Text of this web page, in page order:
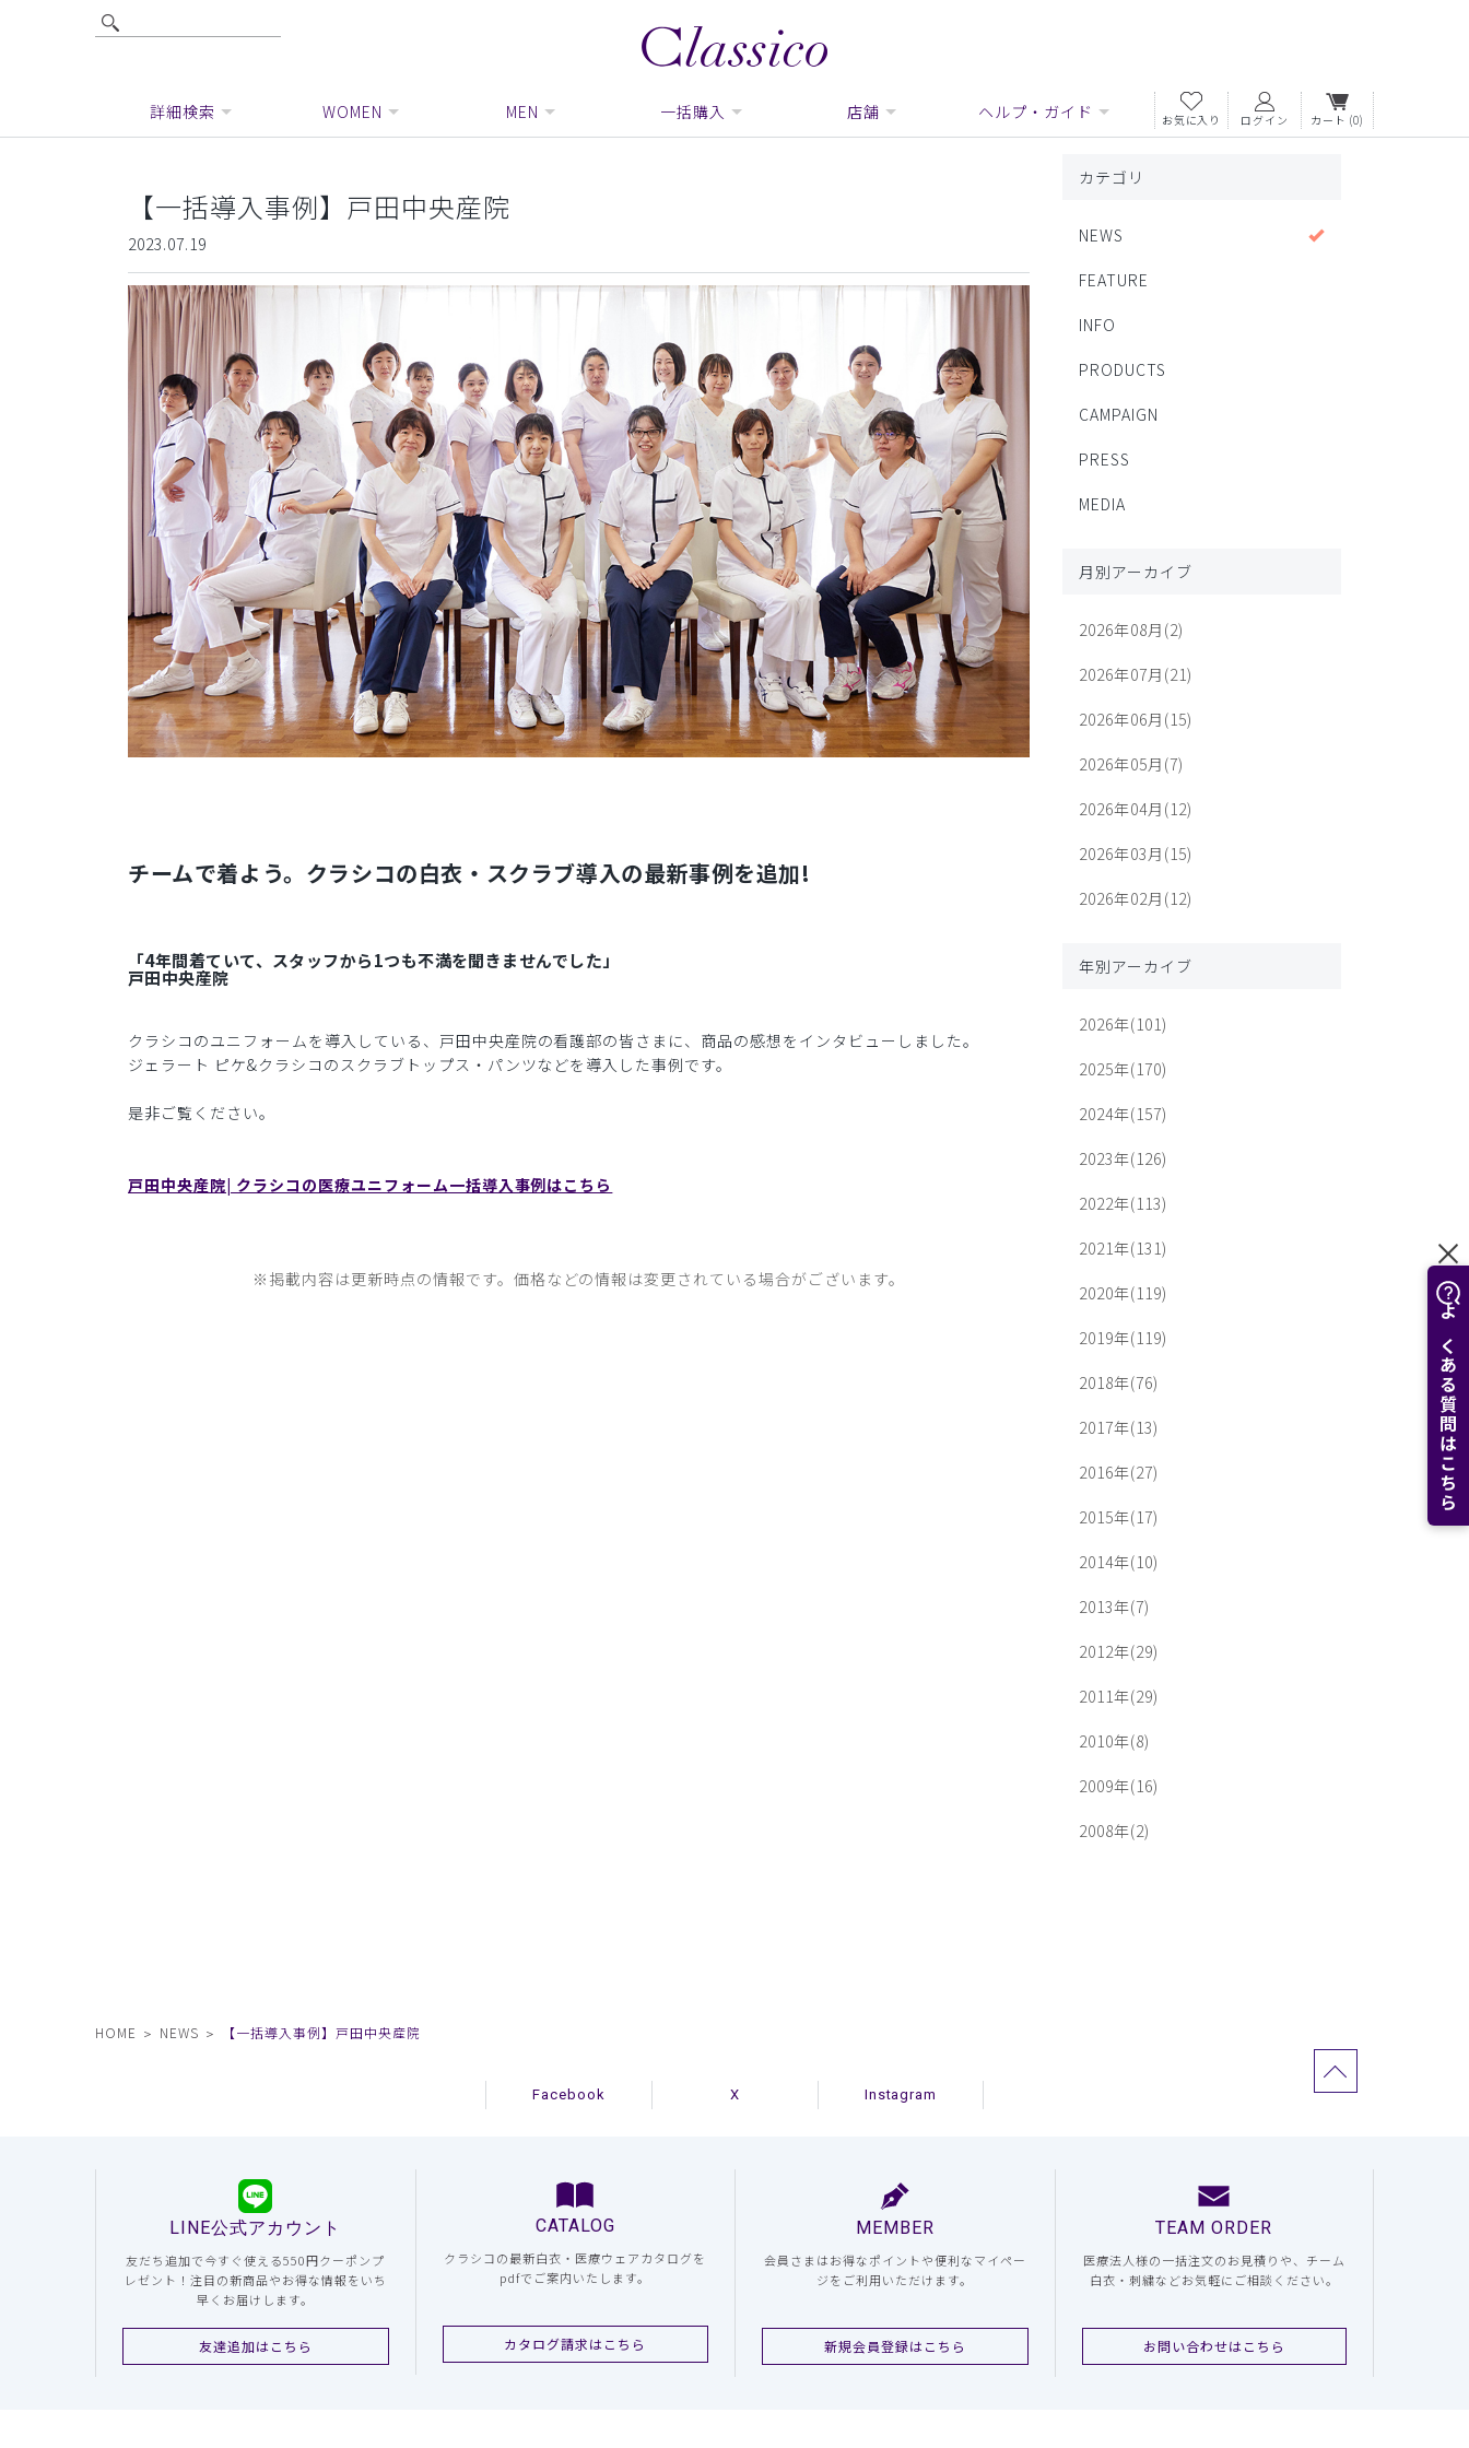
よくある質問はこちら
詳細検索 WOMEN MEN 一括購入 店舗 ヘルプ・ガイド お気に入り ログイン カート (0)
【一括導入事例】戸田中央産院
2023.07.19
チームで着よう。クラシコの白衣・スクラブ導入の最新事例を追加!
「4年間着ていて、スタッフから1つも不満を聞きませんでした」
戸田中央産院
クラシコのユニフォームを導入している、戸田中央産院の看護部の皆さまに、商品の感想をインタビューしました。
ジェラート ピケ&クラシコのスクラブトップス・パンツなどを導入した事例です。
是非ご覧ください。
戸田中央産院| クラシコの医療ユニフォーム一括導入事例はこちら
※掲載内容は更新時点の情報です。価格などの情報は変更されている場合がございます。
カテゴリ
NEWS
FEATURE
INFO
PRODUCTS
CAMPAIGN
PRESS
MEDIA
月別アーカイブ
2026年08月(2)
2026年07月(21)
2026年06月(15)
2026年05月(7)
2026年04月(12)
2026年03月(15)
2026年02月(12)
年別アーカイブ
2026年(101)
2025年(170)
2024年(157)
2023年(126)
2022年(113)
2021年(131)
2020年(119)
2019年(119)
2018年(76)
2017年(13)
2016年(27)
2015年(17)
2014年(10)
2013年(7)
2012年(29)
2011年(29)
2010年(8)
2009年(16)
2008年(2)
HOME NEWS 【一括導入事例】戸田中央産院
Facebook X Instagram
LINE公式アカウント
友だち追加で今すぐ使える550円クーポンプ
レゼント！注目の新商品やお得な情報をいち
早くお届けします。
友達追加はこちら
CATALOG
クラシコの最新白衣・医療ウェアカタログを
pdfでご案内いたします。
カタログ請求はこちら
MEMBER
会員さまはお得なポイントや便利なマイペー
ジをご利用いただけます。
新規会員登録はこちら
TEAM ORDER
医療法人様の一括注文のお見積りや、チーム
白衣・刺繍などお気軽にご相談ください。
お問い合わせはこちら